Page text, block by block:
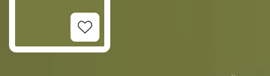
Add to Wishlist